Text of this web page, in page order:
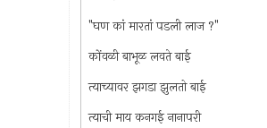
"घण कां मारतां पडली लाज ?"
कोंवळी बाभूळ लवते बाई
त्याच्यावर झगडा झुलतो बाई
त्याची माय कनगई नानापरी